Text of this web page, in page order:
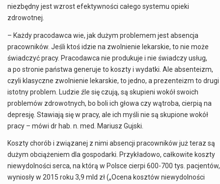
niezbędny jest wzrost efektywności całego systemu opieki
zdrowotnej.
– Każdy pracodawca wie, jak dużym problemem jest absencja
pracowników. Jeśli ktoś idzie na zwolnienie lekarskie, to nie może
świadczyć pracy. Pracodawca nie produkuje i nie świadczy usług,
a po stronie państwa generuje to koszty i wydatki. Ale absenteizm,
czyli klasyczne zwolnienie lekarskie, to jedno, a prezenteizm to drugi
istotny problem. Ludzie źle się czują, są skupieni wokół swoich
problemów zdrowotnych, bo boli ich głowa czy wątroba, cierpią na
depresję. Stawiają się w pracy, ale ich myśli nie są skupione wokół
pracy – mówi dr hab. n. med. Mariusz Gujski.
Koszty chorób i związanej z nimi absencji pracowników już teraz są
dużym obciążeniem dla gospodarki. Przykładowo, całkowite koszty
niewydolności serca, na którą w Polsce cierpi 600-700 tys. pacjentów,
wyniosły w 2015 roku 3,9 mld zł („Ocena kosztów niewydolności